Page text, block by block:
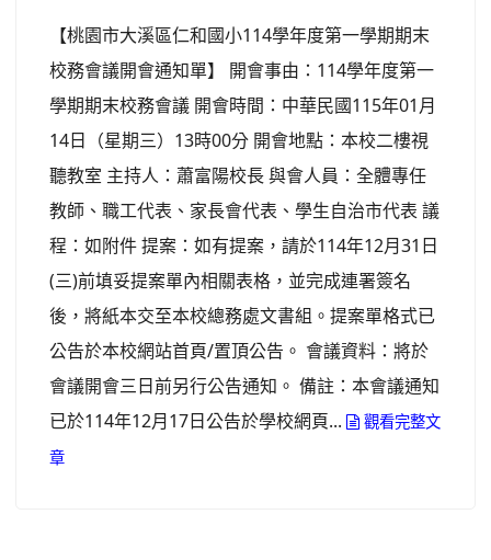
【桃園市大溪區仁和國小114學年度第一學期期末
校務會議開會通知單】 開會事由：114學年度第一
學期期末校務會議 開會時間：中華民國115年01月
14日（星期三）13時00分 開會地點：本校二樓視
聽教室 主持人：蕭富陽校長 與會人員：全體專任
教師、職工代表、家長會代表、學生自治市代表 議
程：如附件 提案：如有提案，請於114年12月31日
(三)前填妥提案單內相關表格，並完成連署簽名
後，將紙本交至本校總務處文書組。提案單格式已
公告於本校網站首頁/置頂公告。 會議資料：將於
會議開會三日前另行公告通知。 備註：本會議通知
已於114年12月17日公告於學校網頁...
觀看完整文
章